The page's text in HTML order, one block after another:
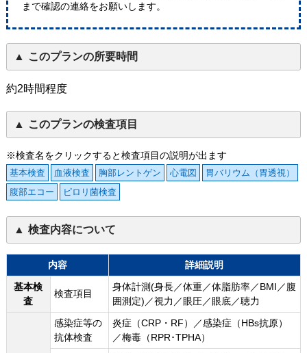
まで確認の連絡をお願いします。
このプランの所要時間
約2時間程度
このプランの検査項目
※検査名をクリックすると検査項目の説明が出ます
基本検査 血液検査 胸部レントゲン 心電図
胃バリウム（胃透視）
腹部エコー
ピロリ菌検査
検査内容について
内容
詳細説明
基本検
査
検査項目
身体計測(身長／体重／体脂肪率／BMI／腹
囲測定)／視力／眼圧／眼底／聴力
感染症等の
抗体検査
炎症（CRP・RF）／感染症（HBs抗原）
／梅毒（RPR･TPHA）